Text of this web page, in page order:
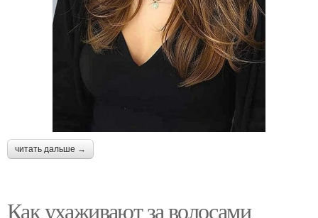
читать дальше →
Как ухаживают за волосами